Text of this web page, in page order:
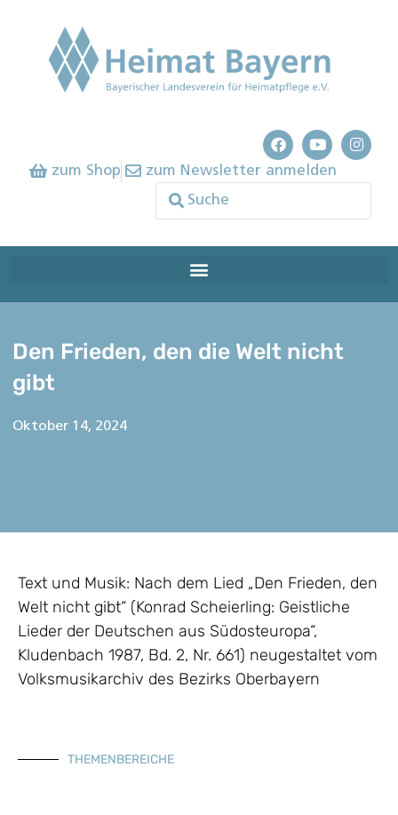
zum Shop zum Newsletter anmelden
Den Frieden, den die Welt nicht
gibt
Oktober 14, 2024
Text und Musik: Nach dem Lied „Den Frieden, den
Welt nicht gibt“ (Konrad Scheierling: Geistliche
Lieder der Deutschen aus Südosteuropa“,
Kludenbach 1987, Bd. 2, Nr. 661) neugestaltet vom
Volksmusikarchiv des Bezirks Oberbayern
THEMENBEREICHE